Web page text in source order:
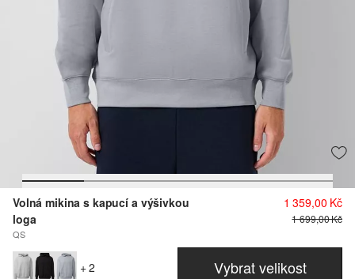
Volná mikina s kapucí a výšivkou
loga
QS
1 359,00 Kč
1 699,00 Kč
+ 2 Vybrat velikost